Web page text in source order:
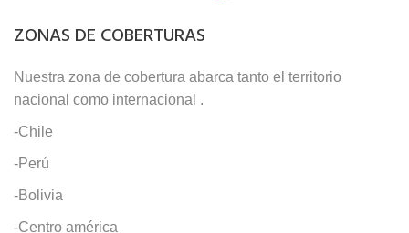
ZONAS DE COBERTURAS
Nuestra zona de cobertura abarca tanto el territorio
nacional como internacional .
-Chile
-Perú
-Bolivia
-Centro américa